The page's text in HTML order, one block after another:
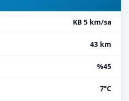
KB 5 km/sa
43 km
%45
7°C